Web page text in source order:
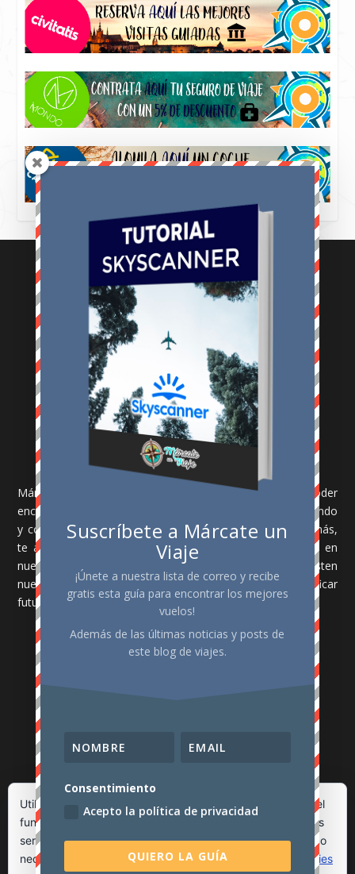
AVISO LEGAL
Aviso legal
Política de privacidad
Política de cookies
MÁRCATE UN VIAJE
Márcate un Viaje es un blog de viajes donde vas a poder
encontrar posts informativos de diferentes lugares del mundo
y consejos para viajar de la forma más económica. Además,
te animamos a que compartas tus experiencias viajeras en
nuestro apartado de colaboraciones. Espero que te gusten
nuestras aventuras por el mundo y te sirvan para planificar
futuros viajes.
PORTFOLIO
Suscríbete a Márcate un
Viaje
¡Únete a nuestra lista de correo y recibe
gratis esta guía para encontrar los mejores
vuelos!
Además de las últimas noticias y posts de
este blog de viajes.
Consentimiento
Acepto la política de privacidad
QUIERO LA GUÍA
Utilizamos cookies propias y de terceros para garantizar el
funcionamiento de la web, medir su uso y mejorar nuestros
servicios. Puede aceptar todas las cookies, rechazar las no
necesarias o configurar sus preferencias.
Política de cookies